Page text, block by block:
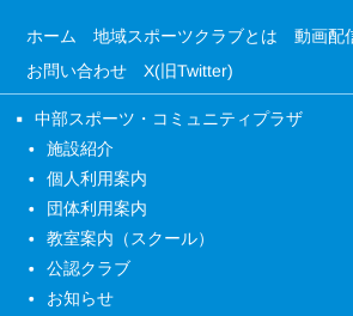
ホーム 地域スポーツクラブとは 動画配
お問い合わせ X(旧Twitter)
中部スポーツ・コミュニティプラザ
施設紹介
個人利用案内
団体利用案内
教室案内（スクール）
公認クラブ
お知らせ